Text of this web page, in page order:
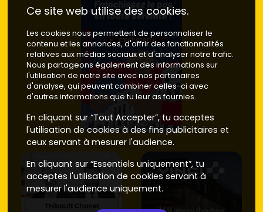
Ce site web utilise des cookies.
Les cookies nous permettent de personnaliser le
contenu et les annonces, d'offrir des fonctionnalités
relatives aux médias sociaux et d'analyser notre trafic.
Nous partageons également des informations sur
l'utilisation de notre site avec nos partenaires
d'analyse, qui peuvent combiner celles-ci avec
d'autres informations que tu leur as fournies.
En cliquant sur “Tout Accepter”, tu acceptes
l'utilisation de cookies à des fins publicitaires et
ceux servant à mesurer l'audience.
En cliquant sur “Essentiels uniquement”, tu
acceptes l'utilisation de cookies servant à
mesurer l'audience uniquement.